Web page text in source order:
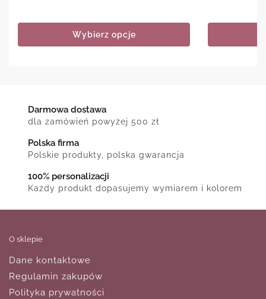
Wybierz opcje
Darmowa dostawa
dla zamówień powyżej 500 zł
Polska firma
Polskie produkty, polska gwarancja
100% personalizacji
Każdy produkt dopasujemy wymiarem i kolorem
O sklepie
Dane kontaktowe
Regulamin zakupów
Polityka prywatności